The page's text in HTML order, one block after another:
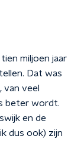
miljoen jaar
Dat was
van veel
beter wordt.
en de
dus ook) zijn